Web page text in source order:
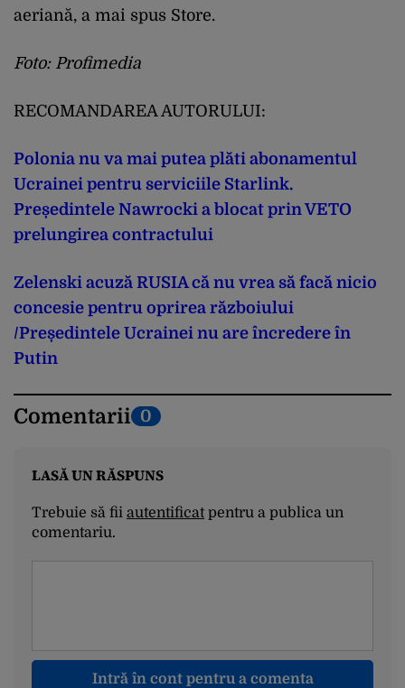
aeriană, a mai spus Store.
Foto: Profimedia
RECOMANDAREA AUTORULUI:
Polonia nu va mai putea plăti abonamentul
Ucrainei pentru serviciile Starlink.
Președintele Nawrocki a blocat prin VETO
prelungirea contractului
Zelenski acuză RUSIA că nu vrea să facă nicio
concesie pentru oprirea războiului
/Președintele Ucrainei nu are încredere în
Putin
Comentarii 0
LASĂ UN RĂSPUNS
Trebuie să fii autentificatpentru a publica un
comentariu.
Intră în cont pentru a comenta